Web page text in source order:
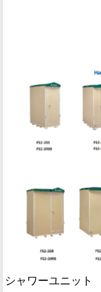
シャワーユニット